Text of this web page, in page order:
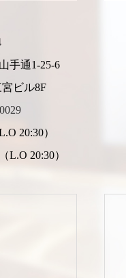
手通1-25-6
ビル8F
20:30）
L.O 20:30）